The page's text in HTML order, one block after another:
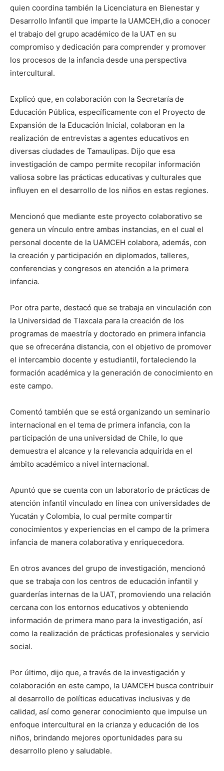
quien coordina también la Licenciatura en Bienestar y
Desarrollo Infantil que imparte la UAMCEH,dio a conocer
el trabajo del grupo académico de la UAT en su
compromiso y dedicación para comprender y promover
los procesos de la infancia desde una perspectiva
intercultural.
Explicó que, en colaboración con la Secretaría de
Educación Pública, específicamente con el Proyecto de
Expansión de la Educación Inicial, colaboran en la
realización de entrevistas a agentes educativos en
diversas ciudades de Tamaulipas. Dijo que esa
investigación de campo permite recopilar información
valiosa sobre las prácticas educativas y culturales que
influyen en el desarrollo de los niños en estas regiones.
Mencionó que mediante este proyecto colaborativo se
genera un vínculo entre ambas instancias, en el cual el
personal docente de la UAMCEH colabora, además, con
la creación y participación en diplomados, talleres,
conferencias y congresos en atención a la primera
infancia.
Por otra parte, destacó que se trabaja en vinculación con
la Universidad de Tlaxcala para la creación de los
programas de maestría y doctorado en primera infancia
que se ofrecerána distancia, con el objetivo de promover
el intercambio docente y estudiantil, fortaleciendo la
formación académica y la generación de conocimiento en
este campo.
Comentó también que se está organizando un seminario
internacional en el tema de primera infancia, con la
participación de una universidad de Chile, lo que
demuestra el alcance y la relevancia adquirida en el
ámbito académico a nivel internacional.
Apuntó que se cuenta con un laboratorio de prácticas de
atención infantil vinculado en línea con universidades de
Yucatán y Colombia, lo cual permite compartir
conocimientos y experiencias en el campo de la primera
infancia de manera colaborativa y enriquecedora.
En otros avances del grupo de investigación, mencionó
que se trabaja con los centros de educación infantil y
guarderías internas de la UAT, promoviendo una relación
cercana con los entornos educativos y obteniendo
información de primera mano para la investigación, así
como la realización de prácticas profesionales y servicio
social.
Por último, dijo que, a través de la investigación y
colaboración en este campo, la UAMCEH busca contribuir
al desarrollo de políticas educativas inclusivas y de
calidad, así como generar conocimiento que impulse un
enfoque intercultural en la crianza y educación de los
niños, brindando mejores oportunidades para su
desarrollo pleno y saludable.